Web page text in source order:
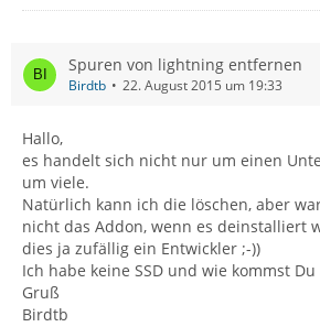
Spuren von lightning entfernen
Birdtb 22. August 2015 um 19:33
Hallo,
es handelt sich nicht nur um einen
um viele.
Natürlich kann ich die löschen, aber
nicht das Addon, wenn es deinstalliert
dies ja zufällig ein Entwickler ;-))
Ich habe keine SSD und wie kommst Du
Gruß
Birdtb